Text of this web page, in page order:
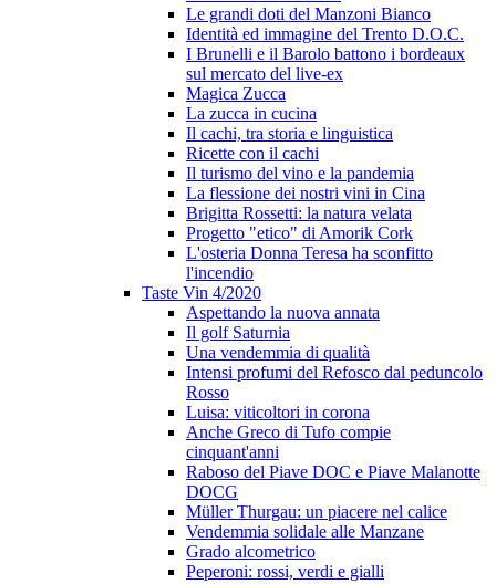
Le grandi doti del Manzoni Bianco
Identità ed immagine del Trento D.O.C.
I Brunelli e il Barolo battono i bordeaux
sul mercato del live-ex
Magica Zucca
La zucca in cucina
Il cachi, tra storia e linguistica
Ricette con il cachi
Il turismo del vino e la pandemia
La flessione dei nostri vini in Cina
Brigitta Rossetti: la natura velata
Progetto "etico" di Amorik Cork
L'osteria Donna Teresa ha sconfitto
l'incendio
Taste Vin 4/2020
Aspettando la nuova annata
Il golf Saturnia
Una vendemmia di qualità
Intensi profumi del Refosco dal peduncolo
Rosso
Luisa: viticoltori in corona
Anche Greco di Tufo compie
cinquant'anni
Raboso del Piave DOC e Piave Malanotte
DOCG
Müller Thurgau: un piacere nel calice
Vendemmia solidale alle Manzane
Grado alcometrico
Peperoni: rossi, verdi e gialli